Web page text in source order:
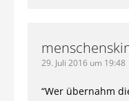
29. Juli 2016 um 19:48
“Wer übernahm